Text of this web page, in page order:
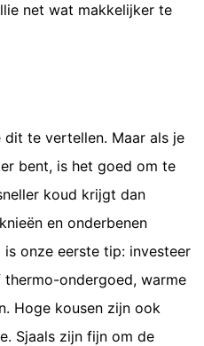
net wat makkelijker te
te vertellen. Maar als je
bent, is het goed om te
koud krijgt dan
en onderbenen
onze eerste tip: investeer
ondergoed, warme
Hoge kousen zijn ook
Sjaals zijn fijn om de